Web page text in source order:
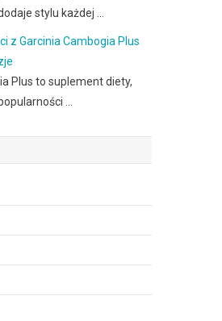
stylu każdej …
z Garcinia Cambogia Plus
Plus to suplement diety,
…